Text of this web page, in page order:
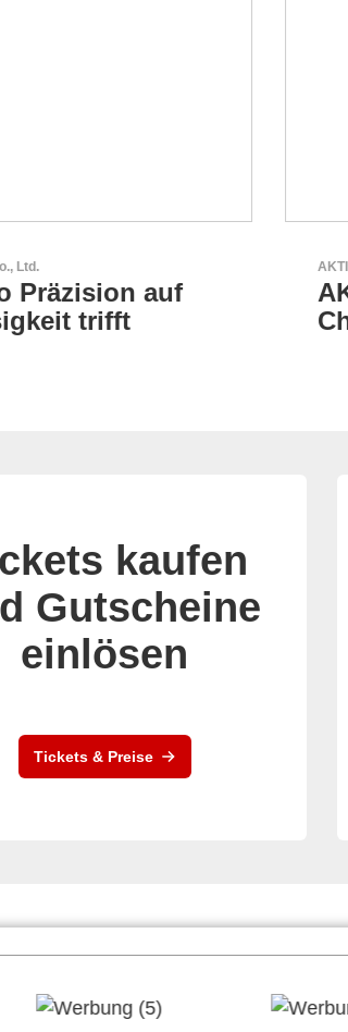
GmbH
CDS - Supply
Solutions
kaufen
Gutscheine
einlösen
Tickets & Preise